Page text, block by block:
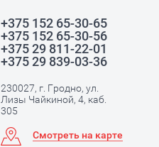
+375 152 65-30-65
+375 152 65-30-56
+375 29 811-22-01
+375 29 839-03-36
230027, г. Гродно, ул.
Лизы Чайкиной, 4, каб.
305
Смотреть на карте